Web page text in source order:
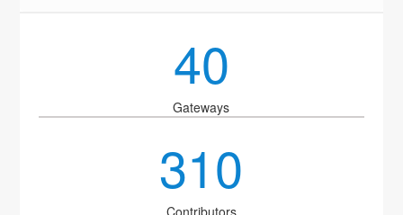
40
Gateways
310
Contributors